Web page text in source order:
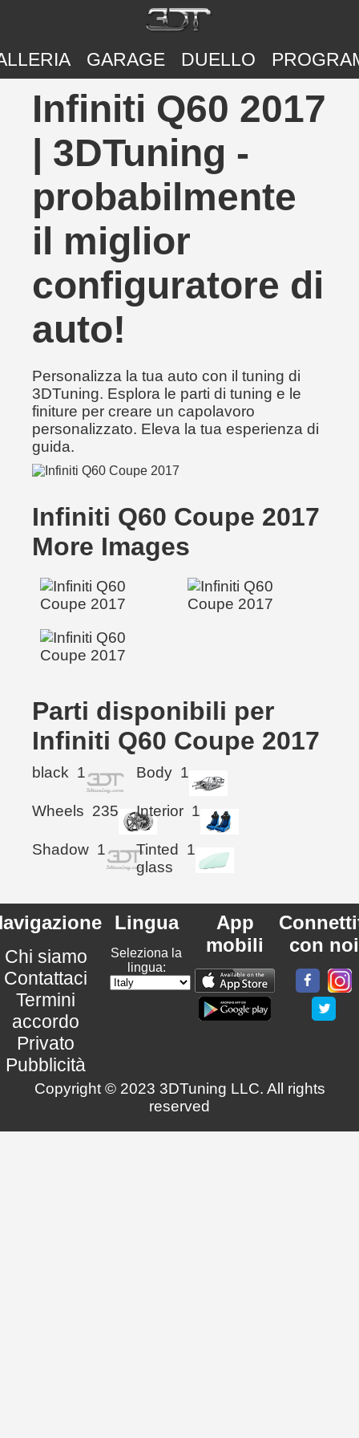
GARAGE DUELLO
Infiniti Q60 2017
| 3DTuning -
probabilmente
il miglior
configuratore di
auto!
Personalizza la tua auto con il tuning di
3DTuning. Esplora le parti di tuning e le
finiture per creare un capolavoro
personalizzato. Eleva la tua esperienza di
guida.
Infiniti Q60 Coupe 2017
More Images
Parti disponibili per
Infiniti Q60 Coupe 2017
black 1 Body 1
Wheels 235 Interior 1
Shadow 1
Tinted
glass
1
Chi siamo
Contattaci
Termini
accordo
Privato
Pubblicità
Lingua
Seleziona la
lingua:
App
mobili
con noi
Copyright © 2023 3DTuning LLC. All rights
reserved